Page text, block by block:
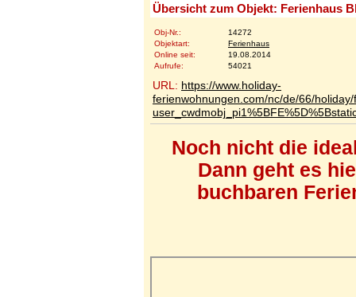
Übersicht zum Objekt: Ferienhaus
Obj-Nr.:
14272
Objektart:
Ferienhaus
Online seit:
19.08.2014
Aufrufe:
54021
URL: https://www.holiday-
ferienwohnungen.com/nc/de/66/
Noch nicht die
Dann geht es
buchbaren